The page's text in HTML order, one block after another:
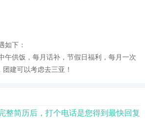
如下：
午供饭，每月话补，节假日福利，每月一次
建可以考虑去三亚！
整简历后，打个电话是您得到最快回复